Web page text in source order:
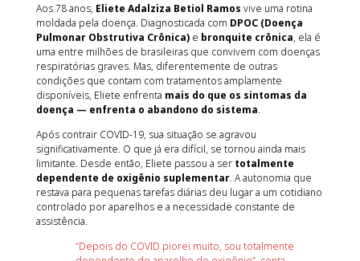
Aos 78 anos, Eliete Adalziza Betiol Ramos vive uma rotina
moldada pela doença. Diagnosticada com DPOC (Doença
Pulmonar Obstrutiva Crônica)e bronquite crônica, ela é
uma entre milhões de brasileiras que convivem com doenças
respiratórias graves. Mas, diferentemente de outras
condições que contam com tratamentos amplamente
disponíveis, Eliete enfrenta mais do que os sintomas da
doença — enfrenta o abandono do sistema.
Após contrair COVID-19, sua situação se agravou
significativamente. O que já era difícil, se tornou ainda mais
limitante. Desde então, Eliete passou a ser totalmente
dependente de oxigênio suplementar. A autonomia que
restava para pequenas tarefas diárias deu lugar a um cotidiano
controlado por aparelhos e a necessidade constante de
assistência.
“Depois do COVID piorei muito, sou totalmente